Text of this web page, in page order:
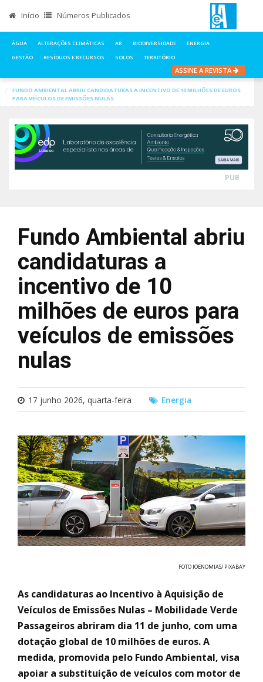
Início Números Publicados
ÁGUA ALTERAÇÕES CLIMÁTICAS AR BIODIVERSIDADE
ENERGIA
GESTÃO
RESÍDUOS E RECURSOS SOLOS TERRITÓRIO
ASSINE A REVISTA
FUNDO AMBIENTAL ABRIU CANDIDATURAS A INCENTIVO DE 10 MILHÕES DE EUROS
PARA VEÍCULOS DE EMISSÕES NULAS
PUB
Fundo Ambiental abriu
candidaturas a
incentivo de 10
milhões de euros para
veículos de emissões
nulas
17 junho 2026, quarta-feira Energia
FOTO JOENOMIAS/ PIXABAY
As candidaturas ao Incentivo à Aquisição de
Veículos de Emissões Nulas – Mobilidade Verde
Passageiros abriram dia 11 de junho, com uma
dotação global de 10 milhões de euros. A
medida, promovida pelo Fundo Ambiental, visa
apoiar a substituição de veículos com motor de